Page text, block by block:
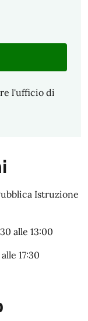
l'ufficio di
Istruzione
alle 13:00
17:30